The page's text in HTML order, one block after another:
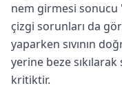
nem girmesi sonucu
çizgi sorunları da
yaparken sıvının
yerine beze
kritiktir.